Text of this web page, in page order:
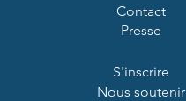
Contact
Presse
S'inscrire
Nous soutenir